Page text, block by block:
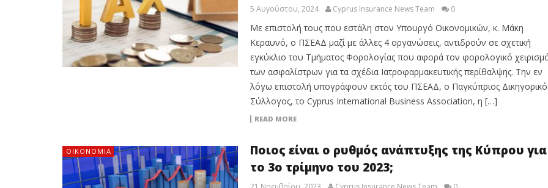
5 Αυγούστου, 2024 Cyprus Insurance News Team 0
Με επιστολή τους που εστάλη στον Υπουργό Οικονομικών, κ. Μάκη
Κεραυνό, ο ΠΣΕΑΔ μαζί με άλλες 4 οργανώσεις, αντιδρούν σε σχετική
εγκύκλιο του Τμήματος Φορολογίας που αφορά τον φορολογικό
των ασφαλίστρων για τα σχέδια Ιατροφαρμακευτικής περίθαλψης. Την εν
λόγω επιστολή υπογράφουν εκτός του ΠΣΕΑΔ, ο Παγκύπριος
Σύλλογος, το Cyprus International Business Association, η […]
READ MORE
ΟΙΚΟΝΟΜΙΑ
Ποιος είναι ο ρυθμός ανάπτυξης της Κύπρου για
το 3ο τρίμηνο του 2023;